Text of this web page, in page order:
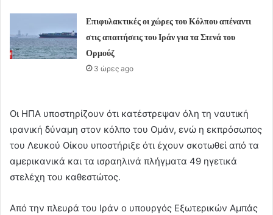
Επιφυλακτικές οι χώρες του Κόλπου απέναντι
στις απαιτήσεις του Ιράν για τα Στενά του
Ορμούζ
3 ώρες ago
Οι ΗΠΑ υποστηρίζουν ότι κατέστρεψαν όλη τη ναυτική
ιρανική δύναμη στον κόλπο του Ομάν, ενώ η εκπρόσωπος
του Λευκού Οίκου υποστήριξε ότι έχουν σκοτωθεί από τα
αμερικανικά και τα ισραηλινά πλήγματα 49 ηγετικά
στελέχη του καθεστώτος.
Από την πλευρά του Ιράν ο υπουργός Εξωτερικών Αμπάς